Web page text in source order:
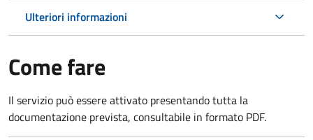
Ulteriori informazioni
Come fare
Il servizio può essere attivato presentando tutta la
documentazione prevista, consultabile in formato PDF.